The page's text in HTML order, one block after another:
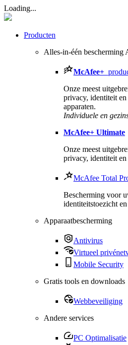
Loading...
Producten
Alles-in-één bescherming
McAfee+
Onze meest
privacy, identiteit
apparaten.​
Individuele en
McAfee+ Ultimate
Onze meest
privacy, identiteit en
McAfee Total
Bescherming voor
identiteitstoezicht
Apparaatbescherming
Antivirus
Virtueel
Mobile Security
Gratis tools en downloads
Webbeveiliging
Andere services
PC Optimalisatie